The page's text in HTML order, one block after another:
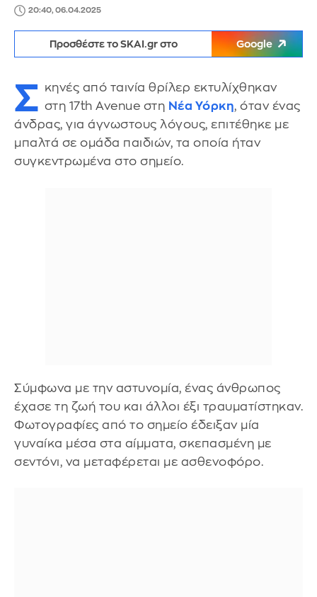
20:40, 06.04.2025
Προσθέστε το SKAI.gr στο Google
Σ κηνές από ταινία θρίλερ εκτυλίχθηκαν
στη 17th Avenue στη Νέα Υόρκη, όταν ένας
άνδρας, για άγνωστους λόγους, επιτέθηκε με
μπαλτά σε ομάδα παιδιών, τα οποία ήταν
συγκεντρωμένα στο σημείο.
Σύμφωνα με την αστυνομία, ένας άνθρωπος
έχασε τη ζωή του και άλλοι έξι τραυματίστηκαν.
Φωτογραφίες από το σημείο έδειξαν μία
γυναίκα μέσα στα αίμματα, σκεπασμένη με
σεντόνι, να μεταφέρεται με ασθενοφόρο.